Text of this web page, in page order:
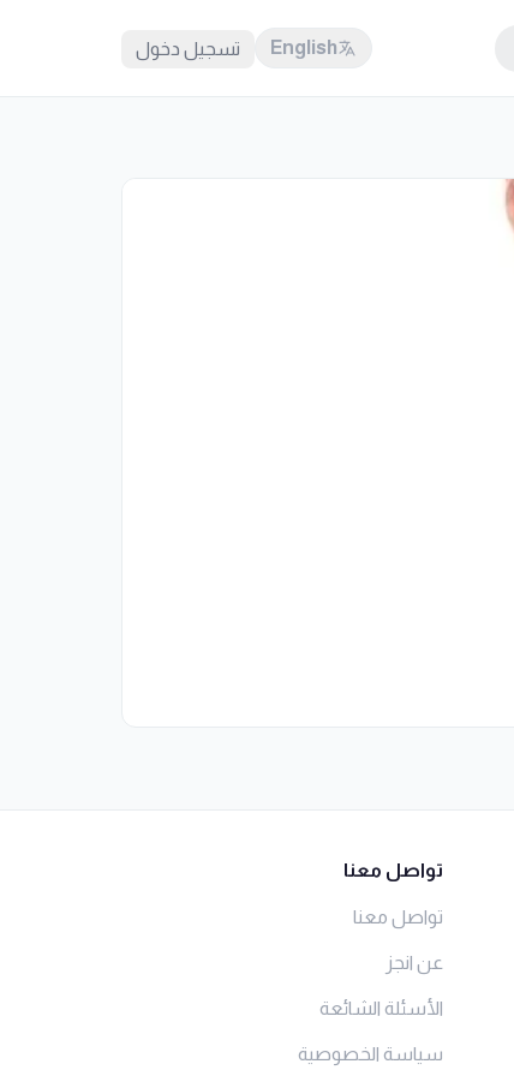
English تسجيل دخول
تواصل معنا
تواصل معنا
عن انجز
الأسئلة الشائعة
سياسة الخصوصية